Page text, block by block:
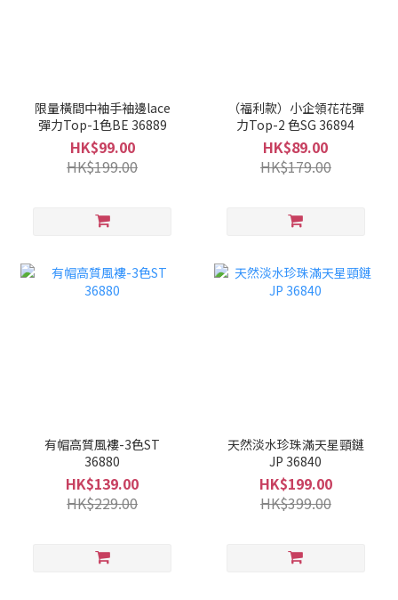
限量橫間中袖手袖邊lace
彈力Top-1色BE 36889
HK$99.00
HK$199.00
（福利款）小企領花花彈
力Top-2 色SG 36894
HK$89.00
HK$179.00
有帽高質風褸-3色ST
36880
HK$139.00
HK$229.00
天然淡水珍珠滿天星頸鏈
JP 36840
HK$199.00
HK$399.00